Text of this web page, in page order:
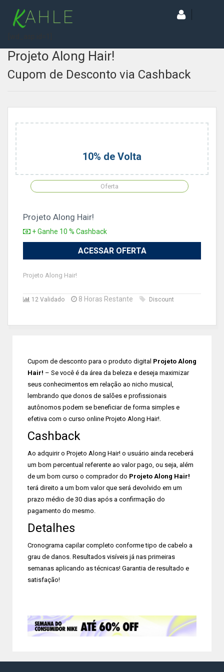
Projeto Along Hair!
Cupom de Desconto via Cashback
10% de Volta
Oferta
Projeto Along Hair!
+ Ganhe 10 % Cashback
ACESSAR OFERTA
Projeto Along Hair!
12 Validado 8 Horas Restante Discount
Cupom de desconto para o produto digital Projeto Along
Hair! – Se você é da área da beleza e deseja maximizar
seus conhecimentos em relação ao nicho musical,
lembrando que donos de salões e profissionais
autônomos podem se beneficiar de forma simples e
efetiva com o curso online Projeto Along Hair!.
Cashback
Ao adquirir o Projeto Along Hair! o usuário ainda receberá
um bom percentual referente ao valor pago, ou seja, além
de um bom curso o comprador do Projeto Along Hair!
terá direito a um bom valor que será devolvido em um
prazo médio de 30 dias após a confirmação do
pagamento do mesmo.
Detalhes
Cronograma capilar completo conforme tipo de cabelo a
grau de danos. Resultados visíveis já nas primeiras
semanas aplicando as técnicas! Garantia de resultado e
satisfação!